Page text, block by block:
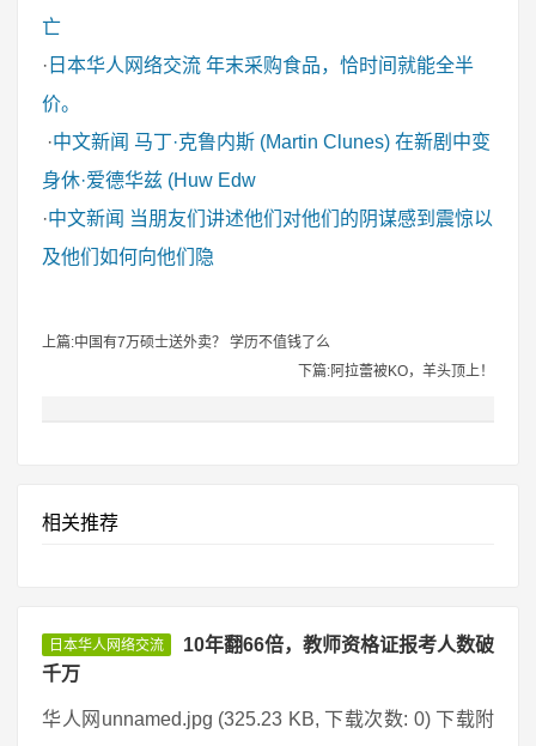
亡
· 日本华人网络交流 年末采购食品，恰时间就能全半
价。
·中文新闻 马丁·克鲁内斯 (Martin Clunes) 在新剧中变
身休·爱德华兹 (Huw Edw
·中文新闻 当朋友们讲述他们对他们的阴谋感到震惊以
及他们如何向他们隐
上篇:中国有7万硕士送外卖？ 学历不值钱了么
下篇:阿拉蕾被KO，羊头顶上！
相关推荐
日本华人网络交流
10年翻66倍，教师资格证报考人数破
千万
华人网unnamed.jpg (325.23 KB, 下载次数: 0) 下载附